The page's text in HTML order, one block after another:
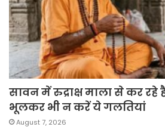
सावन में रुद्राक्ष माला से कर रहे
भूलकर भी न करें ये गलतियां
August 7, 2026